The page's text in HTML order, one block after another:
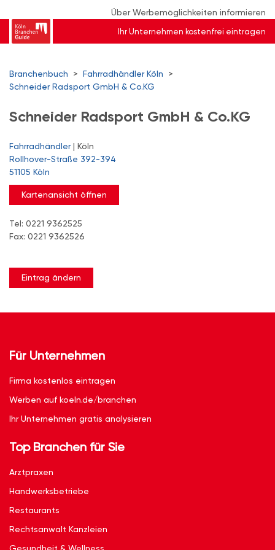
Über Werbemöglichkeiten informieren
Ihr Unternehmen kostenfrei eintragen
Branchenbuch > Fahrradhändler Köln
>
Schneider Radsport GmbH & Co.KG
Schneider Radsport GmbH & Co.KG
Fahrradhändler| Köln
Rollhover-Straße 392-394
51105 Köln
Kartenansicht öffnen
Tel: 0221 9362525
Fax: 0221 9362526
Eintrag ändern
Für Unternehmen
Firma kostenlos eintragen
Werben auf koeln.de/branchen
Ihr Unternehmen gratis analysieren
Top Branchen für Sie
Arztpraxen
Handwerksbetriebe
Restaurants
Rechtsanwalt Kanzleien